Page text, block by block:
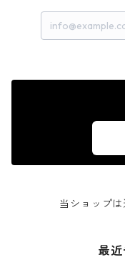
当ショップは
最